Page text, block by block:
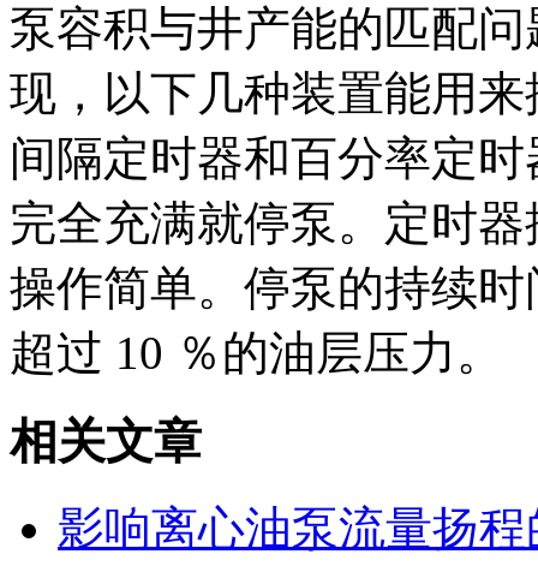
泵容积与井产能的匹配
现，以下几种装置能用
间隔定时器和百分率定
完全充满就停泵。定时
操作简单。停泵的持续
超过 10 ％的油层压力。
相关文章
影响离心油泵流量扬